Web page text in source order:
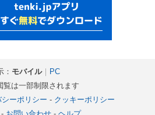
： モバイル｜ PC
は一部制限されます
ーポリシー - クッキーポリシー